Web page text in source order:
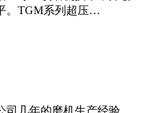
。TGM系列超压…
几年的磨机生产经验，